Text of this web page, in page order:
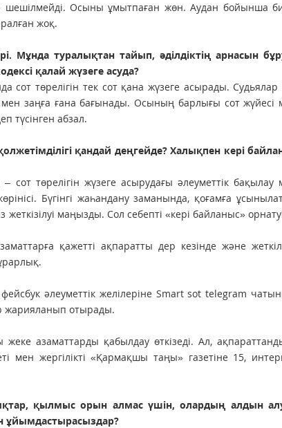
шешілмейді. Осыны ұмытпаған жөн. Аудан бойынша
жоқ.
Мұнда туралықтан тайып, әділдіктің арнасын
қалай жүзеге асуда?
сот төрелігін тек сот қана жүзеге асырады. Судьялар
мен заңға ғана бағынады. Осының барлығы сот жүйесі
түсінген абзал.
қандай деңгейде? Халықпен кері
төрелігін жүзеге асырудағы әлеуметтік бақылау
Бүгінгі жаһандану заманында, қоғамға
маңызды. Сол себепті «кері байланыс»
қажетті ақпаратты дер кезінде және
әлеуметтік желілеріне Smart sot telegram
жарияланып отырады.
азаматтарды қабылдау өткізеді. Ал,
мен жергілікті «Қармақшы таңы» газетіне 15,
қылмыс орын алмас үшін, олардың алдын
ұйымдастырасыздар?